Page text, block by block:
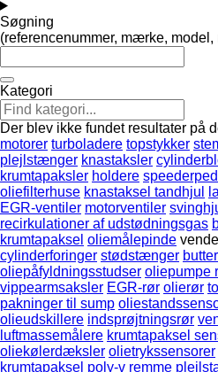
Søgning
(referencenummer, mærke, model,
Kategori
Der blev ikke fundet resultater på
motorer turboladere topstykker
plejlstænger knastaksler
krumtapaksler holdere
oliefilterhuse knastaksel tandhjul
EGR-ventiler motorventiler
recirkulationer af udstødningsgas
krumtapaksel oliemålepinde
cylinderforinger stødstænger
oliepåfyldningsstudser oliepumpe
vippearmsaksler EGR-rør olierør
pakninger til sump
olieudskillere indsprøjtningsrør
luftmassemålere krumtapaksel
oliekølerdæksler olietrykssensorer
krumtapaksel poly-v remme